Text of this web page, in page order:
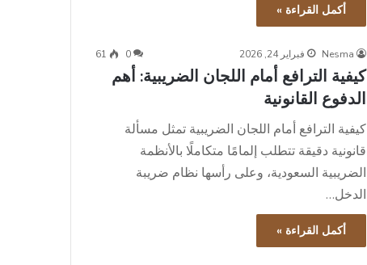
أكمل القراءة »
Nesma فبراير 24, 2026 0
61
كيفية الترافع أمام اللجان الضريبية: أهم
الدفوع القانونية
كيفية الترافع أمام اللجان الضريبية تمثل مسألة
قانونية دقيقة تتطلب إلمامًا متكاملًا بالأنظمة
الضريبية السعودية، وعلى رأسها نظام ضريبة
الدخل…
أكمل القراءة »